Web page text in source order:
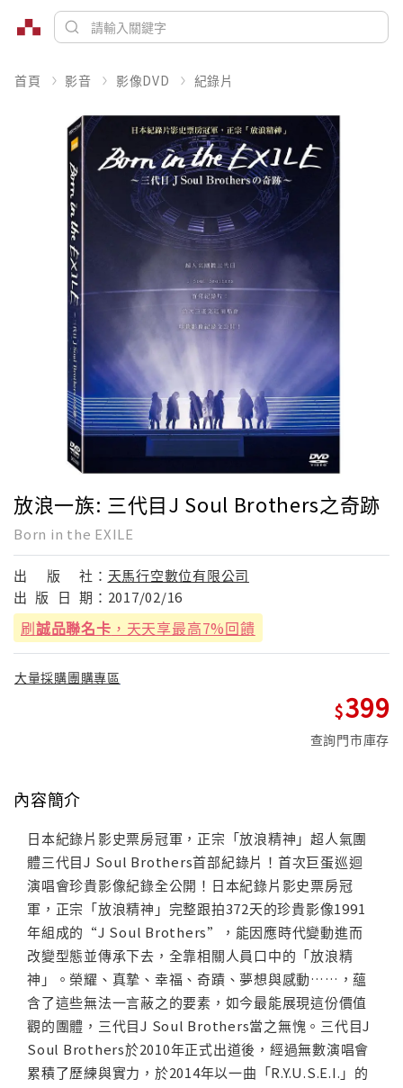
首頁 影音 影像DVD 紀錄片
放浪一族: 三代目J Soul Brothers之奇跡
Born in the EXILE
出 版 社： 天馬行空數位有限公司
出 版 日 期： 2017/02/16
刷誠品聯名卡 ，天天享最高7%回饋
大量採購團購專區
399
查詢門市庫存
內容簡介
日本紀錄片影史票房冠軍，正宗「放浪精神」超人氣團
體三代目J Soul Brothers首部紀錄片！首次巨蛋巡迴
演唱會珍貴影像紀錄全公開！日本紀錄片影史票房冠
軍，正宗「放浪精神」完整跟拍372天的珍貴影像1991
年組成的“J Soul Brothers”，能因應時代變動進而
改變型態並傳承下去，全靠相關人員口中的「放浪精
神」。榮耀、真摯、幸福、奇蹟、夢想與感動……，蘊
含了這些無法一言蔽之的要素，如今最能展現這份價值
觀的團體，三代目J Soul Brothers當之無愧。三代目J
Soul Brothers於2010年正式出道後，經過無數演唱會
累積了歷練與實力，於2014年以一曲「R.Y.U.S.E.I.」的